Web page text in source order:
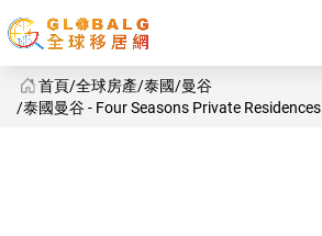
首頁 全球房產 泰國 曼谷
泰國曼谷 - Four Seasons Private Residences